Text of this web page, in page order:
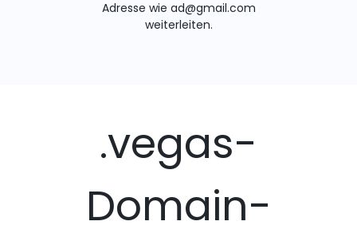
Adresse wie ad@gmail.com
weiterleiten.
.vegas-
Domain-